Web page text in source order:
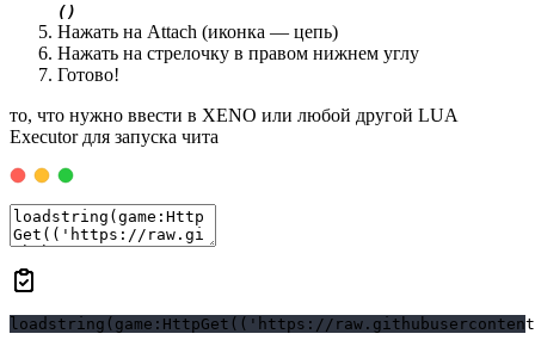
()
Нажать на Attach (иконка — цепь)
Нажать на стрелочку в правом нижнем углу
Готово!
то, что нужно ввести в XENO или любой другой LUA
Executor для запуска чита
loadstring(game:HttpGet(('https://